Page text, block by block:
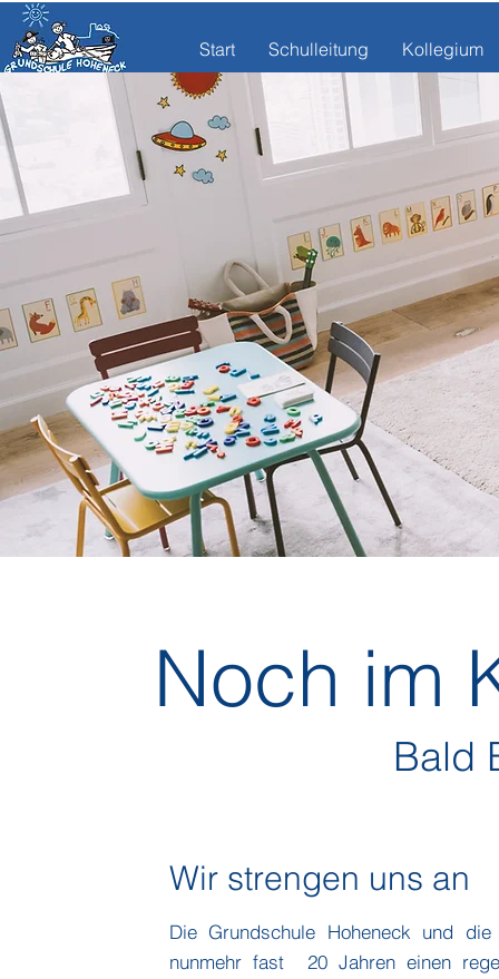
Start Schulleitung Kollegium
Noch im
Bald
Wir strengen uns an
Die Grundschule Hoheneck und
nunmehr fast 20 Jahren einen